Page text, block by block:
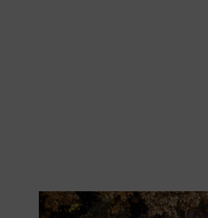
Ősszel a fűnyírót fel kell készíteni a télre.